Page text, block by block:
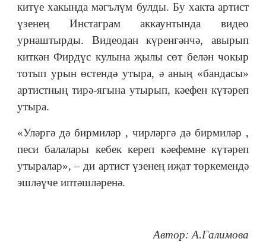
китүе хакында мәгълүм булды. Бу хакта артист
үзенең Инстаграм аккаунтында видео
урнаштырды. Видеодан күренгәнчә, авырып
киткән Фирдүс кулына җылы сөт белән чокыр
тотып урын өстендә утыра, ә аның «бандасы»
артистның тирә-ягына утырып, кәефен күтәреп
утыра.
«Уләргә дә бирмиләр , чирләргә дә бирмиләр ,
песи балалары кебек кереп кәефемне күтәреп
утыралар», – ди артист үзенең иҗат төркемендә
эшләүче иптәшләренә.
Автор: А.Галимова